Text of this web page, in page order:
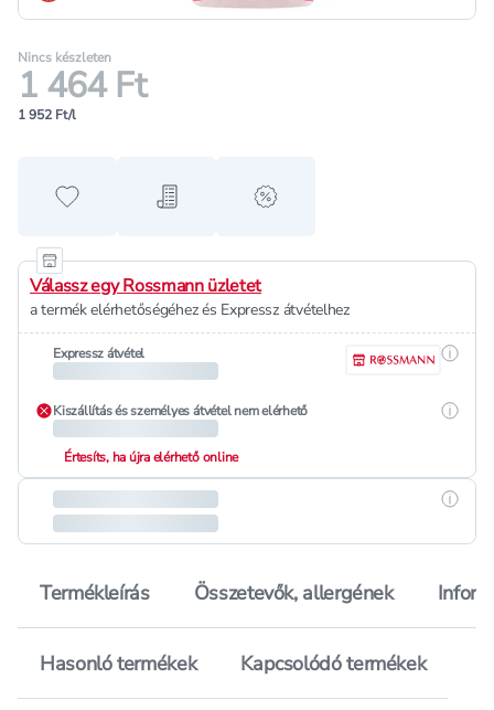
Nincs készleten
1 464 Ft
1 952 Ft/l
Hozzáadás a kedvencekhez
Hozzáadás a bevásárló listához
alert when on sale
Válassz egy Rossmann üzletet
a termék elérhetőségéhez és Expressz átvételhez
Expressz átvétel
Kiszállítás és személyes átvétel nem elérhető
Értesíts, ha újra elérhető online
Termékleírás Összetevők, allergének
Hasonló termékek Kapcsolódó termékek